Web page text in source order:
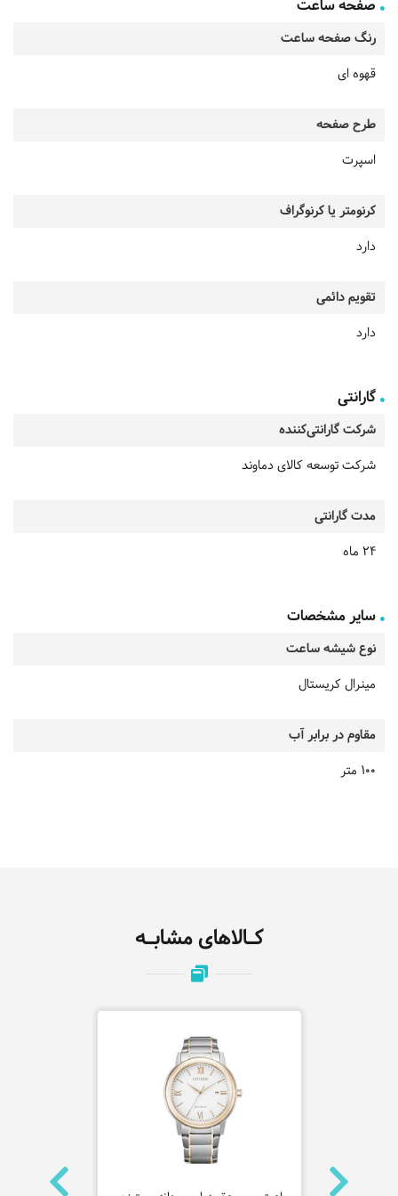
صفحه ساعت
رنگ صفحه ساعت
قهوه ای
طرح صفحه
اسپرت
کرنومتر یا کرنوگراف
دارد
تقویم دائمی
دارد
گارانتی
شرکت گارانتی‌کننده
شرکت توسعه کالای دماوند
مدت گارانتی
24 ماه
سایر مشخصات
نوع شیشه ساعت
مینرال کریستال
مقاوم در برابر آب
100 متر
کـالاهای مشابـه